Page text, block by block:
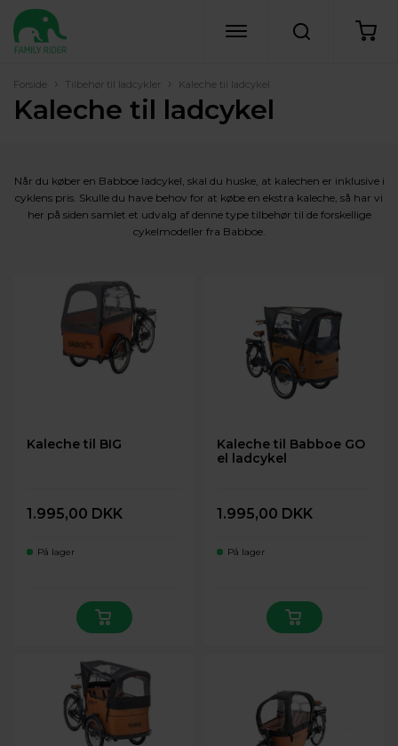
Forside › Tilbehør til ladcykler › Kaleche til ladcykel
Kaleche til ladcykel
Når du køber en Babboe ladcykel, skal du huske, at kalechen er inklusive i
cyklens pris. Skulle du have behov for at købe en ekstra kaleche, så har vi
her på siden samlet et udvalg af denne type tilbehør til de forskellige
cykelmodeller fra Babboe.
Kaleche til BIG
1.995,00 DKK
På lager
Kaleche til Babboe GO
el ladcykel
1.995,00 DKK
På lager